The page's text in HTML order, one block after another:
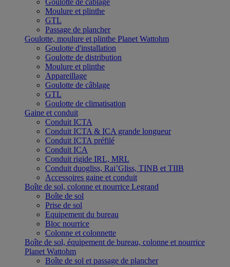
Goulotte de câblage
Moulure et plinthe
GTL
Passage de plancher
Goulotte, moulure et plinthe Planet Wattohm
Goulotte d'installation
Goulotte de distribution
Moulure et plinthe
Appareillage
Goulotte de câblage
GTL
Goulotte de climatisation
Gaine et conduit
Conduit ICTA
Conduit ICTA & ICA grande longueur
Conduit ICTA préfilé
Conduit ICA
Conduit rigide IRL, MRL
Conduit duogliss, Rai’Gliss, TINB et TIIB
Accessoires gaine et conduit
Boîte de sol, colonne et nourrice Legrand
Boîte de sol
Prise de sol
Equipement du bureau
Bloc nourrice
Colonne et colonnette
Boîte de sol, équipement de bureau, colonne et nourrice
Planet Wattohm
Boîte de sol et passage de plancher